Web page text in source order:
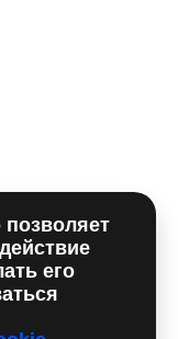
наобработку
его